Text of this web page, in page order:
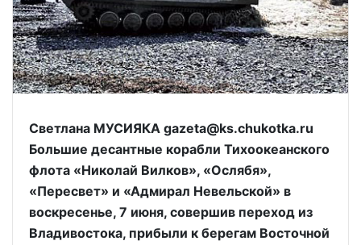
Светлана МУСИЯКА gazeta@ks.chukotka.ru
Большие десантные корабли Тихоокеанского
флота «Николай Вилков», «Ослябя»,
«Пересвет» и «Адмирал Невельской» в
воскресенье, 7 июня, совершив переход из
Владивостока, прибыли к берегам Восточной